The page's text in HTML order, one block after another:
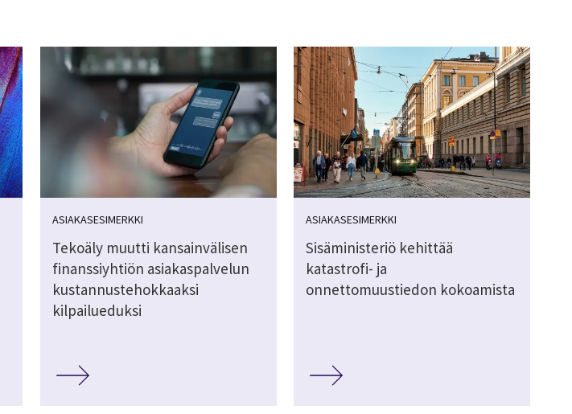
ASIAKASESIMERKKI
Tekoäly muutti kansainvälisen
finanssiyhtiön asiakaspalvelun
kustannustehokkaaksi
kilpailueduksi
ASIAKASESIMERKKI
Sisäministeriö kehittää
katastrofi- ja
onnettomuustiedon kokoamista